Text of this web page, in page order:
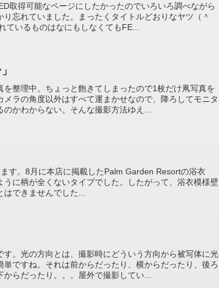
取得可能なページにしたかったのでいろいろ調べながら
忘れていました。まったくタイトルどおりなヤツ（＾
ているものはなにもしなくてもFE...
整理中。ちょっと飽きてしまったので1枚だけ凧写真を
ラの角度以外はすべて運まかせなので、降ろしてモニタ
かわからない。そんな撮影方法ゆえ...
す。8月に本店に掲載したPalm Garden Resortの浴衣
うに柄が全くないタイプでした。したがって、浴衣模様壁
できませんでした...
。光の方向とは、撮影時にどういう方向から被写体に光
ですね。それは前からだったり、横からだったり、後ろ
らだったり。。。屋外で撮影してい...